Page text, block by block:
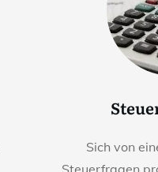
Sich von
Steuerfragen